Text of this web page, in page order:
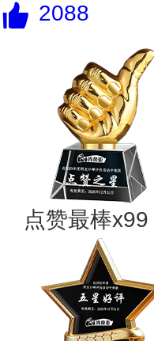
2088
点赞最棒x99